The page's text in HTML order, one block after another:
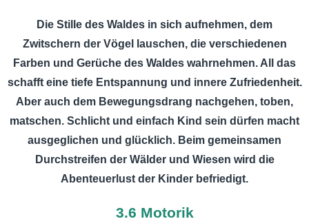
Die Stille des Waldes in sich aufnehmen, dem
Zwitschern der Vögel lauschen, die verschiedenen
Farben und Gerüche des Waldes wahrnehmen. All das
schafft eine tiefe Entspannung und innere Zufriedenheit.
Aber auch dem Bewegungsdrang nachgehen, toben,
matschen. Schlicht und einfach Kind sein dürfen macht
ausgeglichen und glücklich. Beim gemeinsamen
Durchstreifen der Wälder und Wiesen wird die
Abenteuerlust der Kinder befriedigt.
3.6 Motorik